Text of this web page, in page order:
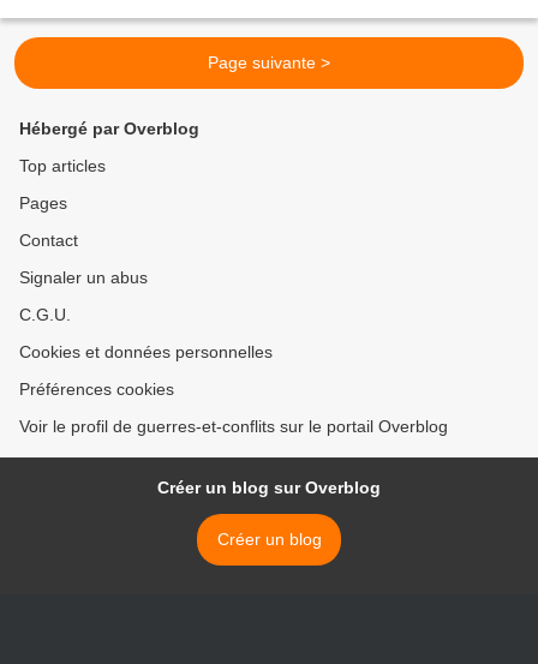
Page suivante >
Hébergé par Overblog
Top articles
Pages
Contact
Signaler un abus
C.G.U.
Cookies et données personnelles
Préférences cookies
Voir le profil de guerres-et-conflits sur le portail Overblog
Créer un blog sur Overblog
Créer un blog